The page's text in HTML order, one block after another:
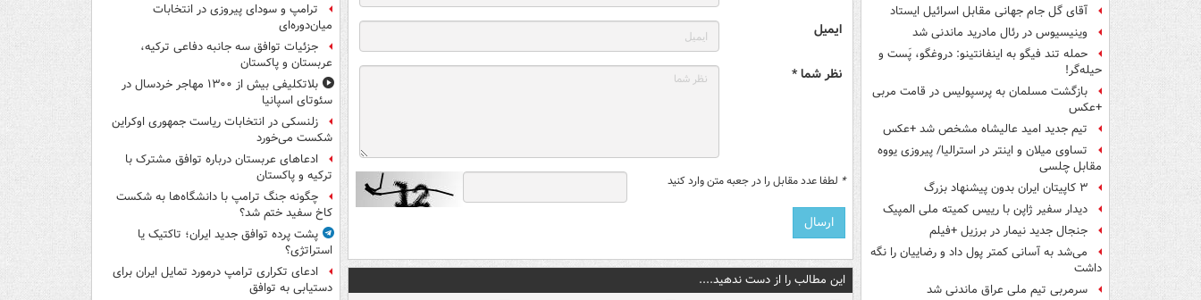
آقای گل جام جهانی مقابل اسرائیل ایستاد
وینیسیوس در رئال مادرید ماندنی شد
حمله تند فیگو به اینفانتینو: دروغگو، پَست‌ و
حیله‌گر!
بازگشت مسلمان به پرسپولیس در قامت مربی
+عکس
تیم جدید امید عالیشاه مشخص شد +عکس
تساوی میلان و اینتر در استرالیا/ پیروزی یووه
مقابل چلسی
۳ کاپیتان ایران بدون پیشنهاد بزرگ
دیدار سفیر ژاپن با رییس کمیته ملی المپیک
جنجال جدید نیمار در برزیل +فیلم
می‌شد به آسانی کمتر پول داد و رضاییان را نگه
داشت
سرمربی تیم ملی عراق ماندنی شد
ایمیل
نظر شما *
* لطفا عدد مقابل را در جعبه متن وارد کنید
این مطالب را از دست ندهید....
ترامپ و سودای پیروزی در انتخابات
میان‌دوره‌ای
جزئیات توافق سه جانبه دفاعی ترکیه،
عربستان و پاکستان
بلاتکلیفی بیش از ۱۳۰۰ مهاجر خردسال در
سئوتای اسپانیا
زلنسکی در انتخابات ریاست جمهوری اوکراین
شکست می‌خورد
ادعاهای عربستان درباره توافق مشترک با
ترکیه و پاکستان
چگونه جنگ ترامپ با دانشگاه‌ها به شکست
کاخ سفید ختم شد؟
پشت پرده توافق جدید ایران؛ تاکتیک یا
استراتژی؟
ادعای تکراری ترامپ درمورد تمایل ایران برای
دستیابی به توافق